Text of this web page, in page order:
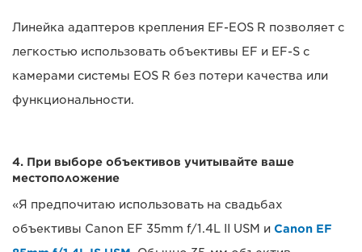
Линейка адаптеров крепления EF-EOS R позволяет с
легкостью использовать объективы EF и EF-S с
камерами системы EOS R без потери качества или
функциональности.
4. При выборе объективов учитывайте ваше
местоположение
«Я предпочитаю использовать на свадьбах
объективы Canon EF 35mm f/1.4L II USM и Canon EF